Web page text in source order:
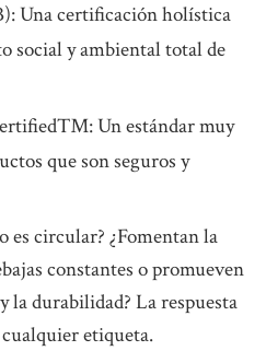
Una certificación holística
social y ambiental total de
Un estándar muy
que son seguros y
es circular? ¿Fomentan la
constantes o promueven
la durabilidad? La respuesta
etiqueta.